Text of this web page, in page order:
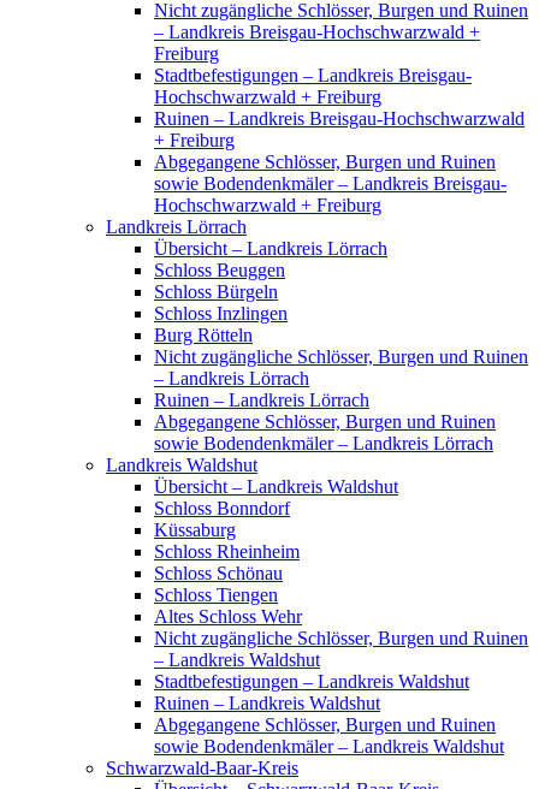
Nicht zugängliche Schlösser, Burgen und Ruinen
– Landkreis Breisgau-Hochschwarzwald +
Freiburg
Stadtbefestigungen – Landkreis Breisgau-
Hochschwarzwald + Freiburg
Ruinen – Landkreis Breisgau-Hochschwarzwald
+ Freiburg
Abgegangene Schlösser, Burgen und Ruinen
sowie Bodendenkmäler – Landkreis Breisgau-
Hochschwarzwald + Freiburg
Landkreis Lörrach
Übersicht – Landkreis Lörrach
Schloss Beuggen
Schloss Bürgeln
Schloss Inzlingen
Burg Rötteln
Nicht zugängliche Schlösser, Burgen und Ruinen
– Landkreis Lörrach
Ruinen – Landkreis Lörrach
Abgegangene Schlösser, Burgen und Ruinen
sowie Bodendenkmäler – Landkreis Lörrach
Landkreis Waldshut
Übersicht – Landkreis Waldshut
Schloss Bonndorf
Küssaburg
Schloss Rheinheim
Schloss Schönau
Schloss Tiengen
Altes Schloss Wehr
Nicht zugängliche Schlösser, Burgen und Ruinen
– Landkreis Waldshut
Stadtbefestigungen – Landkreis Waldshut
Ruinen – Landkreis Waldshut
Abgegangene Schlösser, Burgen und Ruinen
sowie Bodendenkmäler – Landkreis Waldshut
Schwarzwald-Baar-Kreis